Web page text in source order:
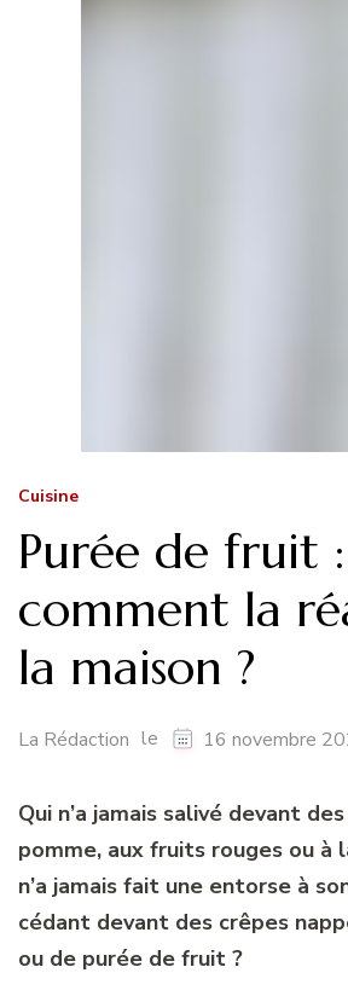
Cuisine
Purée de fruit :
comment la
la maison ?
La Rédaction le 16 novembre
Qui n’a jamais salivé devant
pomme, aux fruits rouges ou à
n’a jamais fait une entorse à
cédant devant des crêpes
ou de purée de fruit ?